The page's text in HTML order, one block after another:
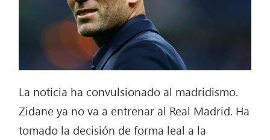
La noticia ha convulsionado al madridismo.
Zidane ya no va a entrenar al Real Madrid. Ha
tomado la decisión de forma leal a la